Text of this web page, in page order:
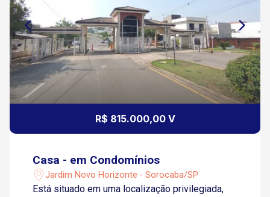
R$ 815.000,00 V
Casa - em Condomínios
Jardim Novo Horizonte - Sorocaba/SP
Está situado em uma localização privilegiada,